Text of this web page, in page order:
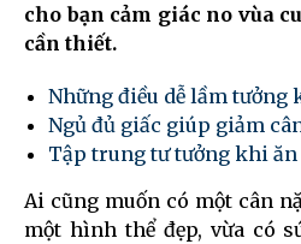
cho bạn cảm giác no vùa
cần thiết.
Những điều dễ lầm tưởng
Ngủ đủ giấc giúp giảm
Tập trung tư tưởng khi ăn
Ai cũng muốn có một cân
một hình thể đẹp, vừa có